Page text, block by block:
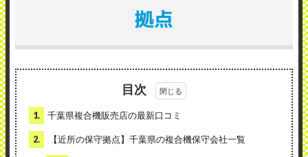
拠点
目次
1. 千葉県複合機販売店の最新口コミ
2. 【近所の保守拠点】千葉県の複合機保守会社一覧